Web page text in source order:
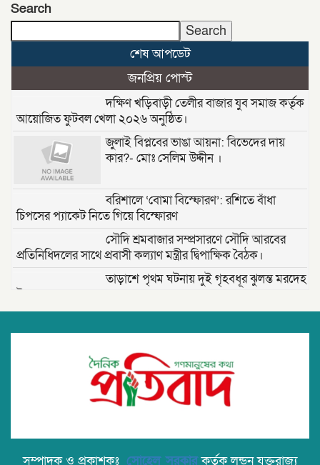
Search
Search
শেষ আপডেট
জনপ্রিয় পোস্ট
দক্ষিণ খড়িবাড়ী তেলীর বাজার যুব সমাজ কর্তৃক
আয়োজিত ফুটবল খেলা ২০২৬ অনুষ্ঠিত।
জুলাই বিপ্লবের ভাঙা আয়না: বিভেদের দায়
কার?- মোঃ সেলিম উদ্দীন ।
বরিশালে ‘বোমা বিস্ফোরণ’: রশিতে বাঁধা
চিপসের প্যাকেট নিতে গিয়ে বিস্ফোরণ
সৌদি শ্রমবাজার সম্প্রসারণে সৌদি আরবের
প্রতিনিধিদলের সাথে প্রবাসী কল্যাণ মন্ত্রীর দ্বিপাক্ষিক বৈঠক।
তাড়াশে পৃথম ঘটনায় দুই গৃহবধূর ঝুলন্ত মরদেহ
উদ্ধার
সিলেট-২ আসনের এমপি লুনা’র সা‌থে বৃটেনে
সাক্ষাৎ বিনিময়
মানবিক সংগঠন সিলেট-চট্টগ্রাম ফ্রেন্ডশিপ
ফাউন্ডেশন যুক্তরাজ্য শাখা’র কমিটি গঠন
হরিপুর উপজেলা শাখার নতুন কমিটি গঠন ।
সম্পাদক ও প্রকাশকঃ সোহেল সরকারকর্তৃক লন্ডন যুক্তরাজ্য